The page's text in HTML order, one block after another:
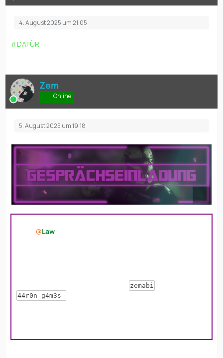
4. August 2025 um 21:05
#DAFÜR
Zem
Online
5. August 2025 um 19:18
Law
zemabi
44r0n_g4m3s